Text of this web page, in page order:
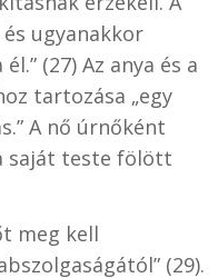
ugyanakkor
(27) Az anya és a
tartozása „egy
A nő úrnőként
saját teste fölött
meg kell
(29).